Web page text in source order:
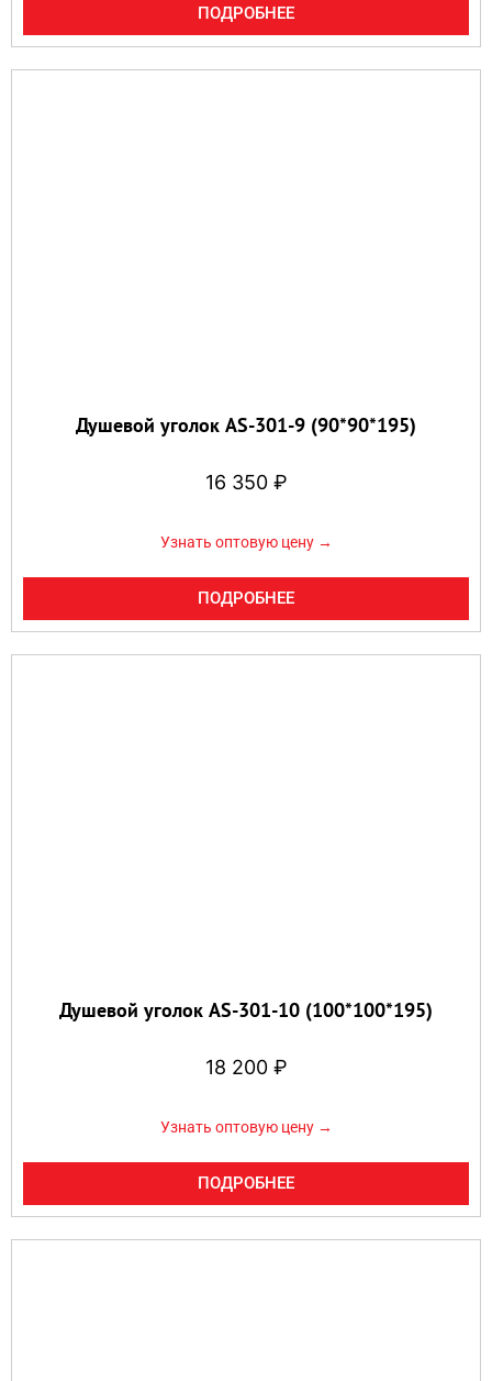
ПОДРОБНЕЕ
Душевой уголок AS-301-9 (90*90*195)
16 350 ₽
Узнать оптовую цену →
ПОДРОБНЕЕ
Душевой уголок AS-301-10 (100*100*195)
18 200 ₽
Узнать оптовую цену →
ПОДРОБНЕЕ